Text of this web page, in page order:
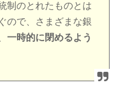
制のとれたものとは
ので、さまざまな銀
一時的に閉めるよう